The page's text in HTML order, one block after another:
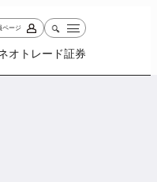
ページ
オトレード証券